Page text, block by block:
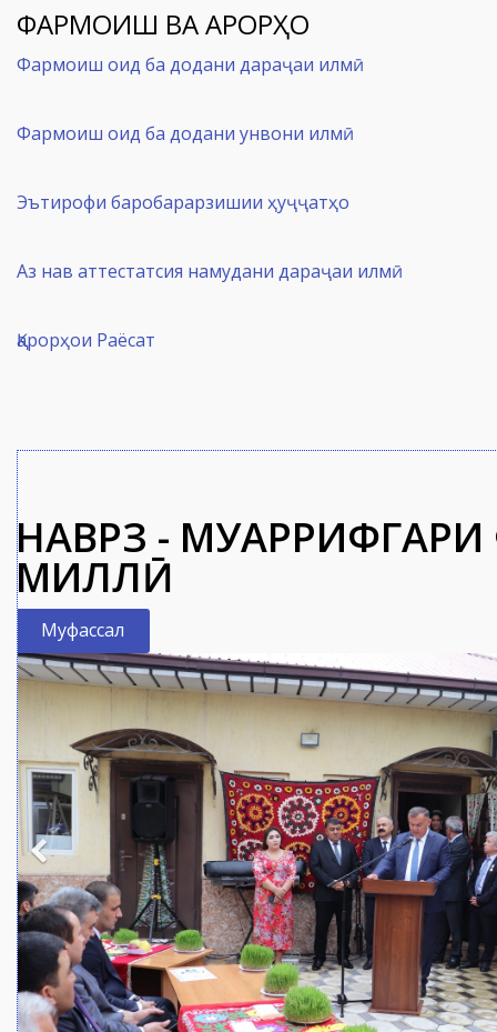
Фармоиш оид ба додани унвони илмӣ
Эътирофи баробарарзишии ҳуҷҷатҳо
Аз нав аттестатсия намудани дараҷаи илмӣ
Қарорҳои Раёсат
Муфассал